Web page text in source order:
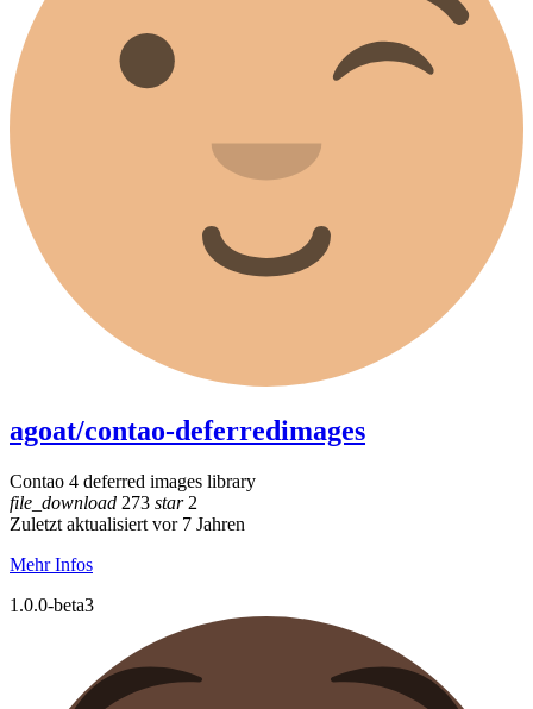
agoat/contao-deferredimages
Contao 4 deferred images library
file_download 273 star2
Zuletzt aktualisiert vor 7 Jahren
Mehr Infos
1.0.0-beta3